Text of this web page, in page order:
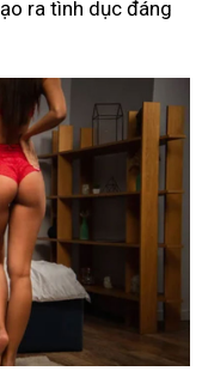
ra tình dục đáng